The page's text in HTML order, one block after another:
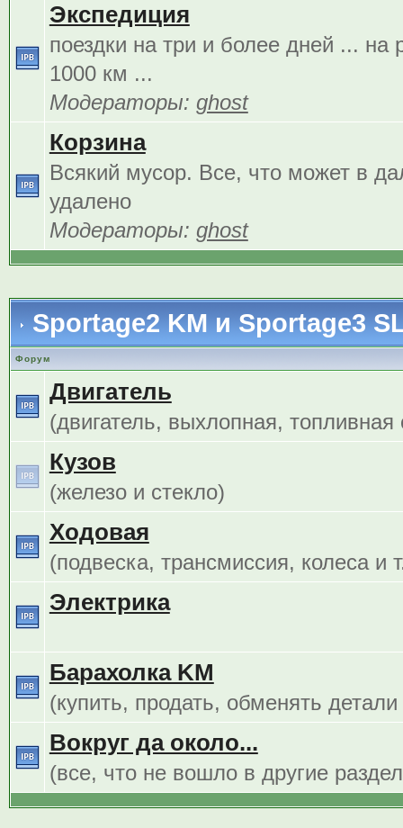
Экспедиция
поездки на три и более дней ... на
1000 км ...
Модераторы: ghost
Корзина
Всякий мусор. Все, что может в
удалено
Модераторы: ghost
Sportage2 KM и Sportage3
Форум
Двигатель
(двигатель, выхлопная, топливная
Кузов
(железо и стекло)
Ходовая
(подвеска, трансмиссия, колеса и
Электрика
Барахолка KM
(купить, продать, обменять
Вокруг да около...
(все, что не вошло в другие